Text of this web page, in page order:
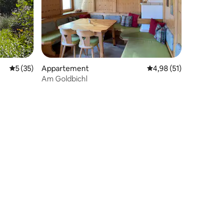
Gemiddelde beoordeling van 5 op 5, 35 recensies
5 (35)
Appartement Gemiddelde
4,98 (51)
Am Goldbichl